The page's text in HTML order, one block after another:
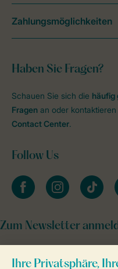
Haben Sie Fragen?
Schauen Sie sich die häufig
Fragen an oder
Contact Center.
Follow Us
facebookinstagramtiktok
Zum Newsletter
Zahlungsmöglichkeiten